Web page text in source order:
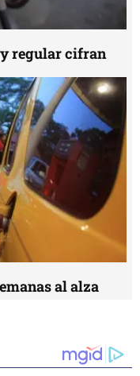
regular cifran
al alza